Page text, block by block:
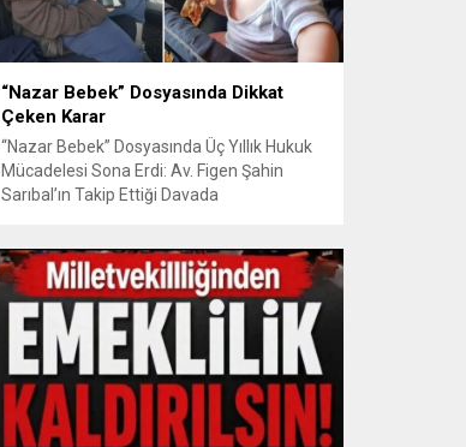
“Nazar Bebek” Dosyasında Dikkat
Çeken Karar
“Nazar Bebek” Dosyasında Üç Yıllık Hukuk
Mücadelesi Sona Erdi: Av. Figen Şahin
Sarıbal’ın Takip Ettiği Davada
Türkiye’de uluslararası hukuk boyutlarıyla
görüldü BURSA – Avusturya’da başlayan
ve Türkiye’de yaklaşık üç yıl boyunca
devam eden “Nazar Bebek” dosyasında
yargılama süreci tamamlandı. Bursa 3.
Aile...